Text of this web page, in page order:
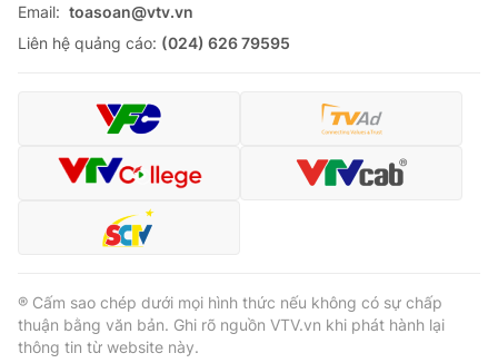
Email: toasoan@vtv.vn
Liên hệ quảng cáo: (024) 626 79595
® Cấm sao chép dưới mọi hình thức nếu không có sự chấp
thuận bằng văn bản. Ghi rõ nguồn VTV.vn khi phát hành lại
thông tin từ website này.